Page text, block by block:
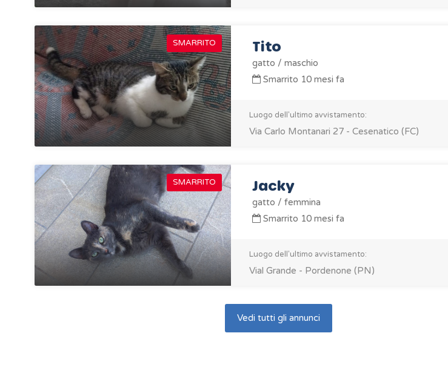
SMARRITO Tito
gatto / maschio
Smarrito 10 mesi fa
Luogo dell'ultimo avvistamento:
Via Carlo Montanari 27 - Cesenatico (FC)
SMARRITO Jacky
gatto / femmina
Smarrito 10 mesi fa
Luogo dell'ultimo avvistamento:
Vial Grande - Pordenone (PN)
Vedi tutti gli annunci